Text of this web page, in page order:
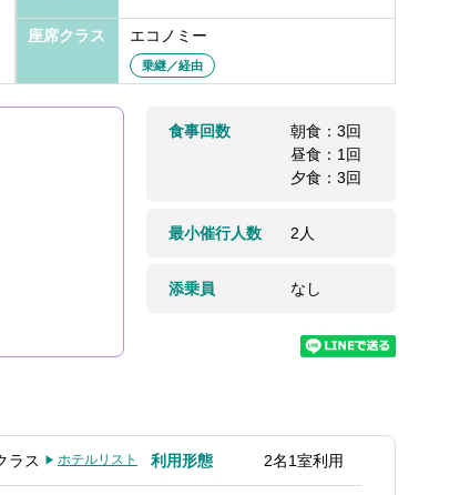
座席クラス エコノミー
乗継／経由
食事回数
朝食：3回
昼食：1回
夕食：3回
最小催行人数 2人
添乗員 なし
ラス ホテルリスト 利用形態 2名1室利用